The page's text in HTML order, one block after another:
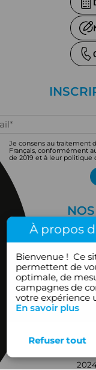
Je consens au traitement
Français, conformément
de 2019 et à leur politique
À propos
Bienvenue !Ce
permettent de
optimale, de
campagnes de
votre expérience
En savoir plus